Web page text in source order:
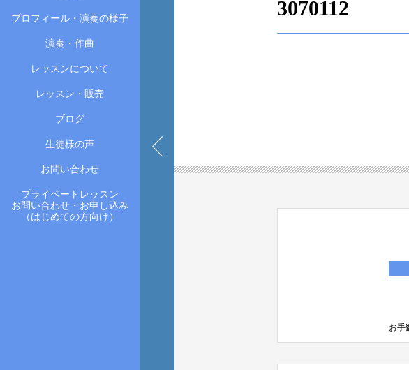
プロフィール・演奏の様子
演奏・作曲
レッスンについて
レッスン・販売
ブログ
生徒様の声
お問い合わせ
プライベートレッスン
お問い合わせ・お申し込み
（はじめての方向け）
3070112
お手